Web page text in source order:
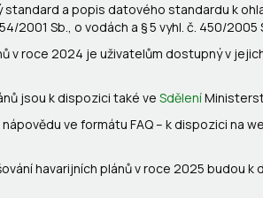
standard a popis datového standardu k
2001 Sb., o vodách a § 5 vyhl. č. 450/2005
v roce 2024 je uživatelům dostupný v
jsou k dispozici také ve Sdělení
ve formátu FAQ – k dispozici na
havarijních plánů v roce 2025 budou